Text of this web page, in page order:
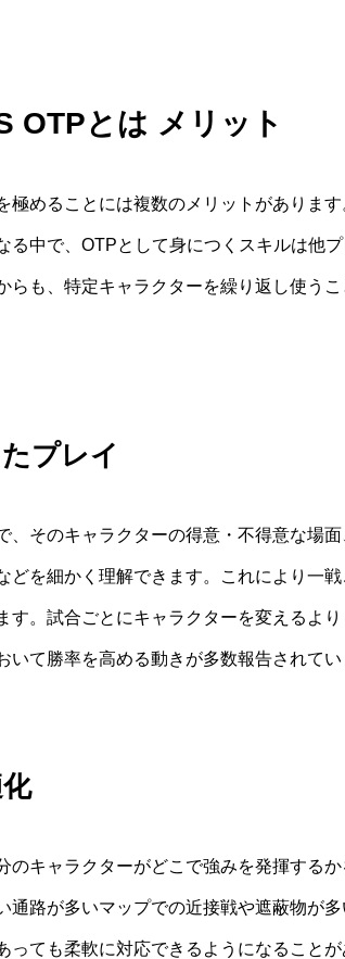
OTPとは メリット
極めることには複数のメリットがありま
る中で、OTPとして身につくスキルは他
らも、特定キャラクターを繰り返し使う
プレイ
、そのキャラクターの得意・不得意な場面
どを細かく理解できます。これにより一
す。試合ごとにキャラクターを変えるよ
て勝率を高める動きが多数報告されてい
のキャラクターがどこで強みを発揮する
通路が多いマップでの近接戦や遮蔽物が
っても柔軟に対応できるようになること